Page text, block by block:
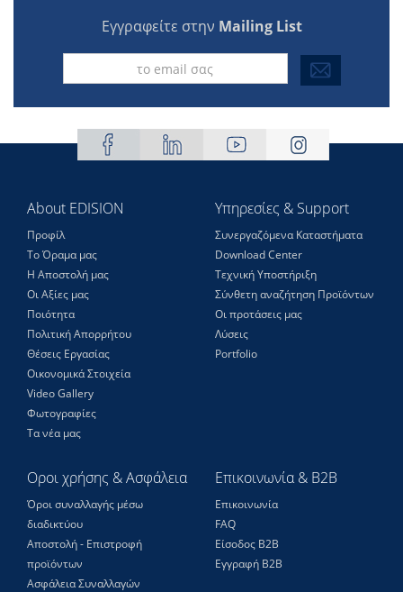
Εγγραφείτε στην Mailing List
About EDISION
Προφίλ
Το Όραμα μας
Η Αποστολή μας
Οι Αξίες μας
Ποιότητα
Πολιτική Απορρήτου
Θέσεις Eργασίας
Οικονομικά Στοιχεία
Video Gallery
Φωτογραφίες
Τα νέα μας
Υπηρεσίες & Support
Συνεργαζόμενα Καταστήματα
Download Center
Τεχνική Υποστήριξη
Σύνθετη αναζήτηση Προϊόντων
Οι προτάσεις μας
Λύσεις
Portfolio
Οροι χρήσης & Ασφάλεια
Όροι συναλλαγής μέσω
διαδικτύου
Αποστολή - Επιστροφή
προϊόντων
Ασφάλεια Συναλλαγών
Επικοινωνία & B2B
Επικοινωνία
FAQ
Είσοδος Β2Β
Εγγραφή Β2Β